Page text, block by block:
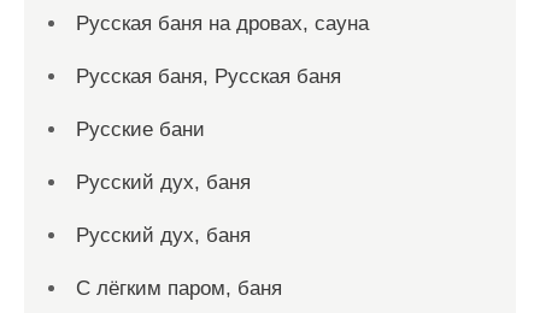
Русская баня на дровах, сауна
Русская баня, Русская баня
Русские бани
Русский дух, баня
Русский дух, баня
С лёгким паром, баня